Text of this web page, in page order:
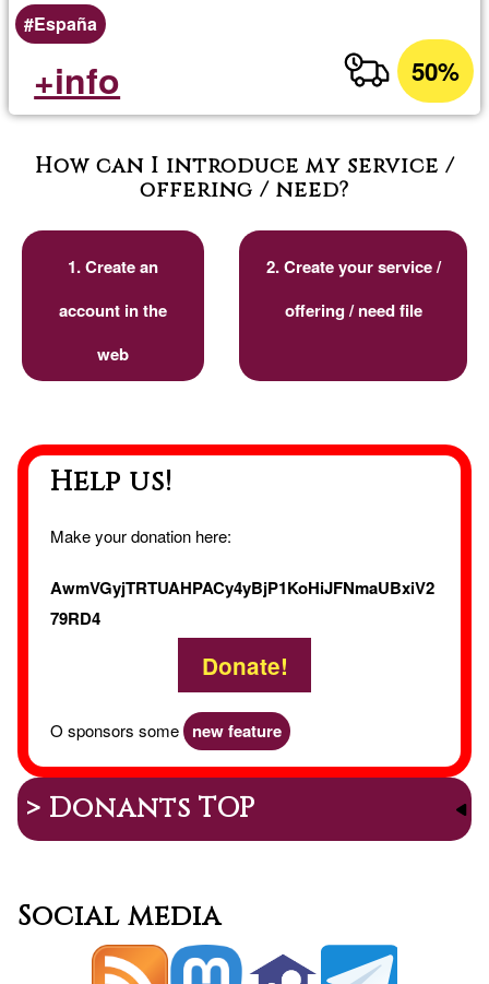
España
50%
+info
How can I introduce my service /
offering / need?
1. Create an
account in the
web
2. Create your service /
offering / need file
Help us!
Make your donation here:
AwmVGyjTRTUAHPACy4yBjP1KoHiJFNmaUBxiV2
79RD4
Donate!
O sponsors some new feature
> Donants TOP
Social media